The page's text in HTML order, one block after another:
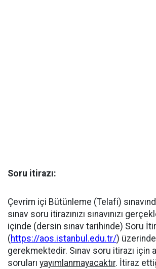
Soru itirazı:
Çevrim içi Bütünleme (Telafi)
sınav soru itirazınızı sınavınızı
içinde (dersin sınav tarihinde) Soru
(https://aos.istanbul.edu.tr/)
gerekmektedir. Sınav soru itirazı için
soruları yayımlanmayacaktır. İtiraz